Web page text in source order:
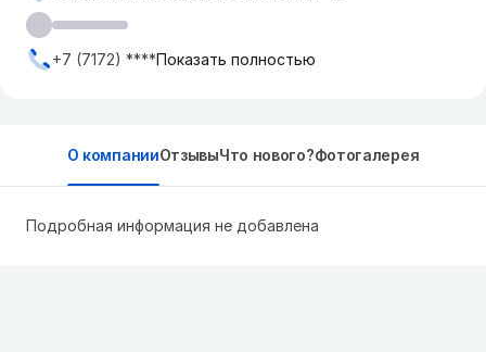
+7 (7172) ****Показать полностью
О компанииОтзывыЧто нового?Фотогалерея
Подробная информация не добавлена